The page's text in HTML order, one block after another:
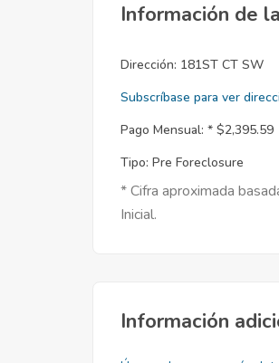
Información de
Dirección: 181ST CT SW
Subscríbase para ver
Pago Mensual: * $2,395.59
Tipo: Pre Foreclosure
* Cifra aproximada
Inicial.
Información